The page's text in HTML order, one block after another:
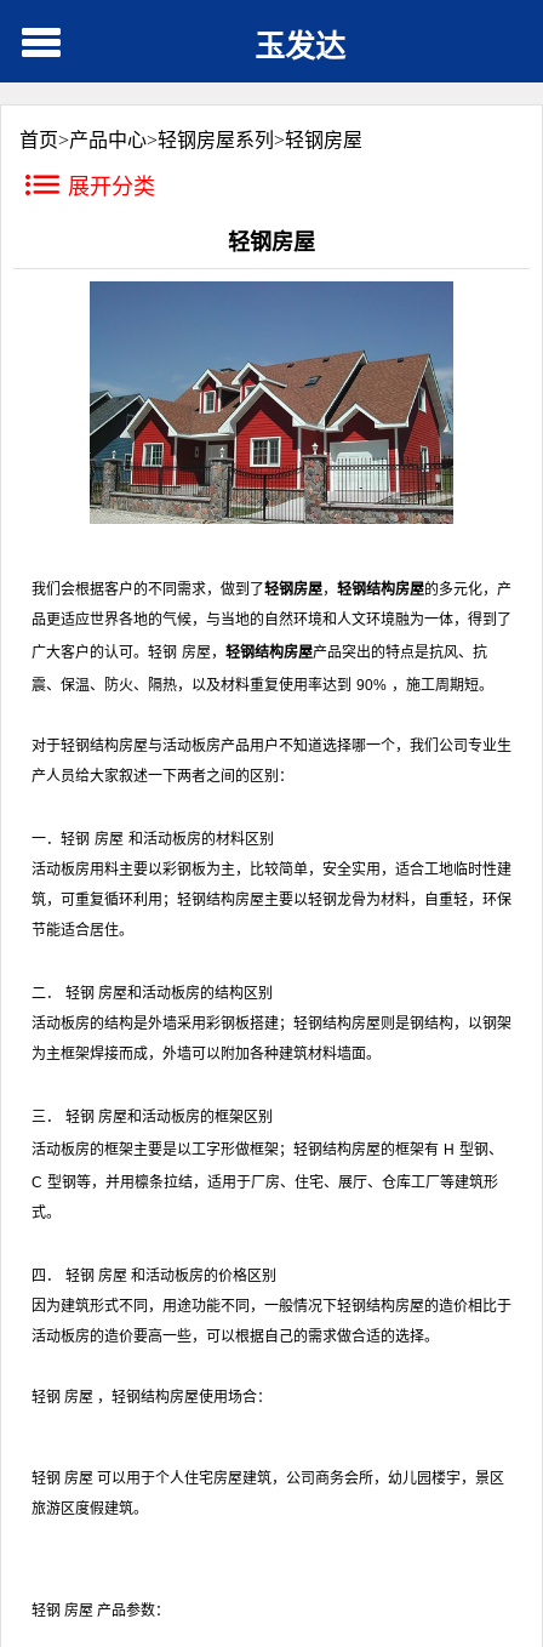
玉发达
首页>产品中心>轻钢房屋系列 >轻钢房屋
展开分类
轻钢房屋
我们会根据客户的不同需求，做到了轻钢房屋， 轻钢结构房屋的多元化，产
品更适应世界各地的气候，与当地的自然环境和人文环境融为一体，得到了
广大客户的认可。轻钢 房屋 ， 轻钢结构房屋产品突出的特点是抗风、抗
震、保温、防火、隔热，以及材料重复使用率达到 90% ，施工周期短。
对于轻钢结构房屋与活动板房产品用户不知道选择哪一个，我们公司专业生
产人员给大家叙述一下两者之间的区别：
一．轻钢 房屋 和活动板房的材料区别
活动板房用料主要以彩钢板为主，比较简单，安全实用，适合工地临时性建
筑，可重复循环利用；轻钢结构房屋主要以轻钢龙骨为材料，自重轻，环保
节能适合居住。
二． 轻钢 房屋和活动板房的结构区别
活动板房的结构是外墙采用彩钢板搭建；轻钢结构房屋则是钢结构，以钢架
为主框架焊接而成，外墙可以附加各种建筑材料墙面。
三． 轻钢 房屋和活动板房的框架区别
活动板房的框架主要是以工字形做框架；轻钢结构房屋的框架有 H 型钢、
C 型钢等，并用檩条拉结，适用于厂房、住宅、展厅、仓库工厂等建筑形
式。
四． 轻钢 房屋 和活动板房的价格区别
因为建筑形式不同，用途功能不同，一般情况下轻钢结构房屋的造价相比于
活动板房的造价要高一些，可以根据自己的需求做合适的选择。
轻钢 房屋 ，轻钢结构房屋使用场合：
轻钢 房屋 可以用于个人住宅房屋建筑，公司商务会所，幼儿园楼宇，景区
旅游区度假建筑。
轻钢 房屋 产品参数：